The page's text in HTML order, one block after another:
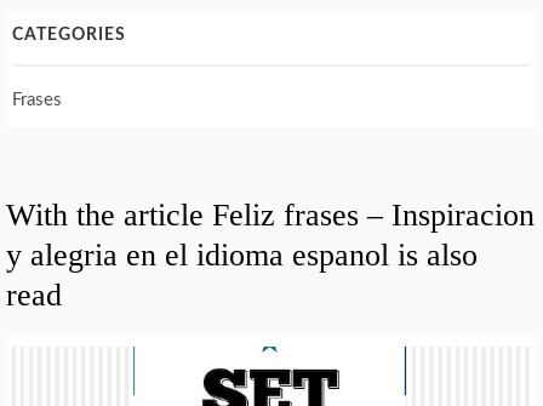
CATEGORIES
Frases
With the article Feliz frases – Inspiracion
y alegria en el idioma espanol is also
read